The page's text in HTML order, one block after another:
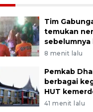
Tim
temukan
sebelumnya
8 menit lalu
Pemkab
berbagai
HUT
41 menit lalu